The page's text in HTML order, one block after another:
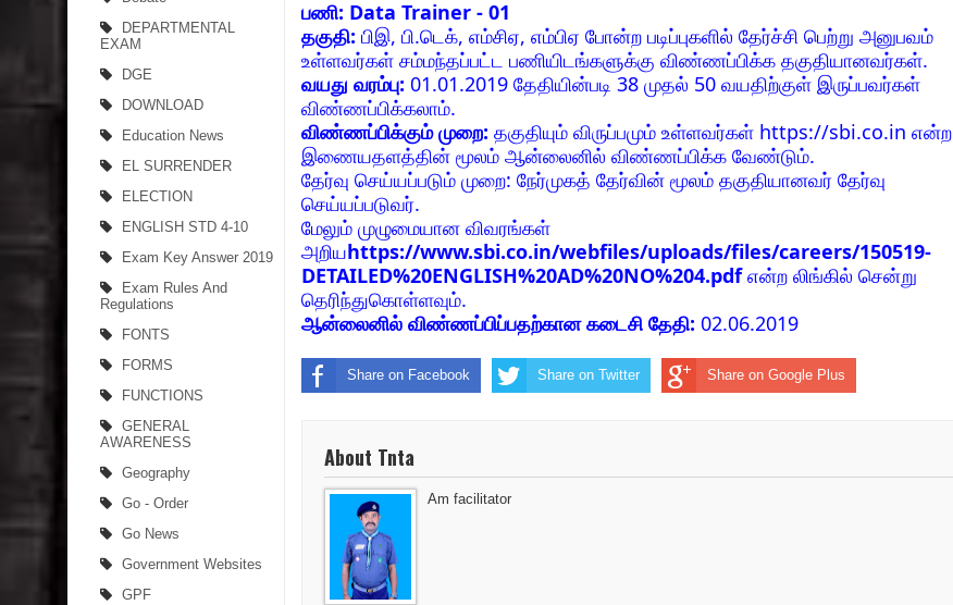
DEPARTMENTAL
EXAM
DGE
DOWNLOAD
Education News
EL SURRENDER
ELECTION
ENGLISH STD 4-10
Exam Key Answer 2019
Exam Rules And
Regulations
FONTS
FORMS
FUNCTIONS
GENERAL
AWARENESS
Geography
Go - Order
Go News
Government Websites
GPF
பணி: Data Trainer - 01
தகுதி: பிஇ, பி.டெக், எம்சிஏ, எம்பிஏ போன்ற படிப்புகளில் தேர்ச்சி பெற்று அனுபவம்
உள்ளவர்கள் சம்மந்தப்பட்ட பணியிடங்களுக்கு விண்ணப்பிக்க தகுதியானவர்கள்.
வயது வரம்பு: 01.01.2019 தேதியின்படி 38 முதல் 50 வயதிற்குள் இருப்பவர்கள்
விண்ணப்பிக்கலாம்.
விண்ணப்பிக்கும் முறை: தகுதியும் விருப்பமும் உள்ளவர்கள் https://sbi.co.in என்ற
இணையதளத்தின் மூலம் ஆன்லைனில் விண்ணப்பிக்க வேண்டும்.
தேர்வு செய்யப்படும் முறை: நேர்முகத் தேர்வின் மூலம் தகுதியானவர் தேர்வு
செய்யப்படுவர்.
மேலும் முழுமையான விவரங்கள்
அறியhttps://www.sbi.co.in/webfiles/uploads/files/careers/150519-
DETAILED%20ENGLISH%20AD%20NO%204.pdfஎன்ற லிங்கில் சென்று
தெரிந்துகொள்ளவும்.
ஆன்லைனில் விண்ணப்பிப்பதற்கான கடைசி தேதி: 02.06.2019
Share on Facebook Share on Twitter Share on Google Plus
About Tnta
Am facilitator